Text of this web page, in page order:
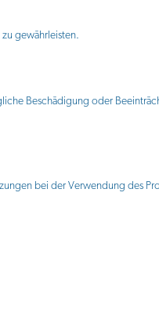
gewährleisten.
Beschädigung oder
bei der Verwendung des